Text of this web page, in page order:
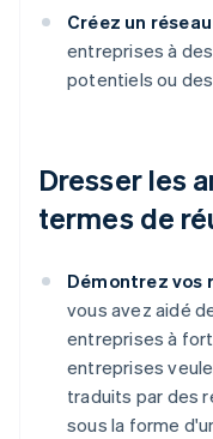
Créez un
entreprises à
potentiels ou
Dresser les
termes de
Démontrez vos
vous avez aidé
entreprises à
entreprises
traduits par des
sous la forme